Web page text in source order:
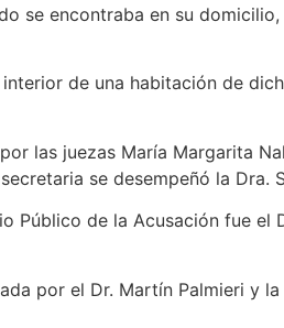
se encontraba en su
de una habitación de
las juezas María Margarita
se desempeñó la Dra.
Público de la Acusación fue
por el Dr. Martín Palmieri y